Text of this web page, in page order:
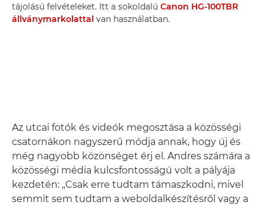
tájolású felvételeket. Itt a sokoldalú Canon HG-100TBR
állványmarkolattal van használatban.
Az utcai fotók és videók megosztása a közösségi
csatornákon nagyszerű módja annak, hogy új és
még nagyobb közönséget érj el. Andres számára a
közösségi média kulcsfontosságú volt a pályája
kezdetén: „Csak erre tudtam támaszkodni, mivel
semmit sem tudtam a weboldalkészítésről vagy a